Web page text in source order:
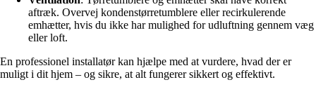
aftræk. Overvej kondenstørretumblere eller recirkulerende
emhætter, hvis du ikke har mulighed for udluftning gennem væg
eller loft.
En professionel installatør kan hjælpe med at vurdere, hvad der er
muligt i dit hjem – og sikre, at alt fungerer sikkert og effektivt.